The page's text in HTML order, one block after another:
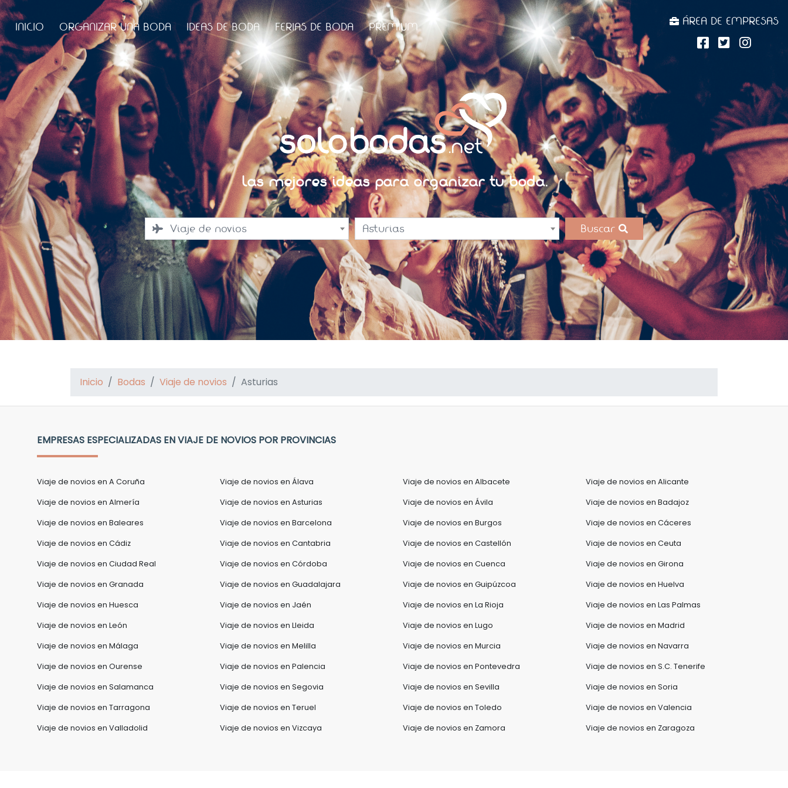
INICIO ORGANIZAR UNA BODA IDEAS DE BODA FERIAS DE BODA PREMIUM ÁREA DE EMPRESAS
Las mejores ideas para organizar tu boda.
Viaje de novios Asturias Buscar
Inicio Bodas Viaje de novios Asturias
EMPRESAS ESPECIALIZADAS EN VIAJE DE NOVIOS POR PROVINCIAS
Viaje de novios en A Coruña Viaje de novios en Álava Viaje de novios en Albacete Viaje de novios en Alicante
Viaje de novios en Almería Viaje de novios en Asturias Viaje de novios en Ávila Viaje de novios en Badajoz
Viaje de novios en Baleares Viaje de novios en Barcelona Viaje de novios en Burgos Viaje de novios en Cáceres
Viaje de novios en Cádiz Viaje de novios en Cantabria Viaje de novios en Castellón Viaje de novios en Ceuta
Viaje de novios en Ciudad Real Viaje de novios en Córdoba Viaje de novios en Cuenca Viaje de novios en Girona
Viaje de novios en Granada Viaje de novios en Guadalajara Viaje de novios en Guipúzcoa Viaje de novios en Huelva
Viaje de novios en Huesca Viaje de novios en Jaén Viaje de novios en La Rioja Viaje de novios en Las Palmas
Viaje de novios en León Viaje de novios en Lleida Viaje de novios en Lugo Viaje de novios en Madrid
Viaje de novios en Málaga Viaje de novios en Melilla Viaje de novios en Murcia Viaje de novios en Navarra
Viaje de novios en Ourense Viaje de novios en Palencia Viaje de novios en Pontevedra Viaje de novios en S.C. Tenerife
Viaje de novios en Salamanca Viaje de novios en Segovia Viaje de novios en Sevilla Viaje de novios en Soria
Viaje de novios en Tarragona Viaje de novios en Teruel Viaje de novios en Toledo Viaje de novios en Valencia
Viaje de novios en Valladolid Viaje de novios en Vizcaya Viaje de novios en Zamora Viaje de novios en Zaragoza